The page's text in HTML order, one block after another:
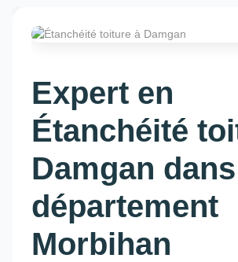
Expert en
Étanchéité
Damgan
département
Morbihan